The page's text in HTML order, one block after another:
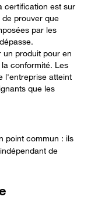
certification est sur
prouver que
par les
un produit pour en
conformité. Les
l'entreprise atteint
que les
point commun : ils
de